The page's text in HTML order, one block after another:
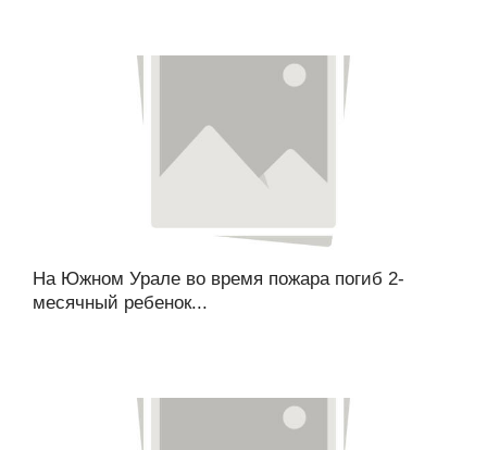
На Южном Урале во время пожара погиб 2-
месячный ребенок...